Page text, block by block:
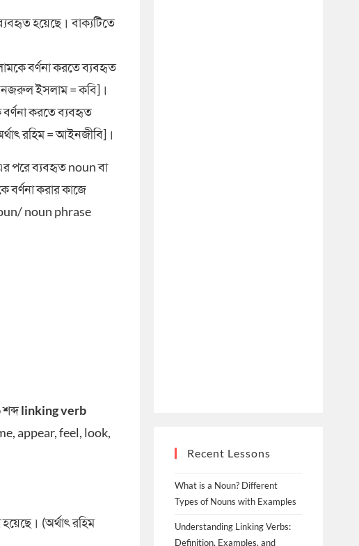
হয়েছে। বাক্যটিতে
বর্ণনা করতে ব্যবহৃত
নজরুল ইসলাম = কবি]।
বর্ণনা করতে ব্যবহৃত
রহিম = আইনজীবি]।
পরে ব্যবহৃত noun বা
বর্ণনা করার কাজে
noun phrase
শব্দlinking verb
appear, feel, look,
(অর্থাৎ রহিম
Recent Lessons
What is a Noun? Different
Types of Nouns with Examples
Understanding Linking Verbs:
Definition, Examples, and